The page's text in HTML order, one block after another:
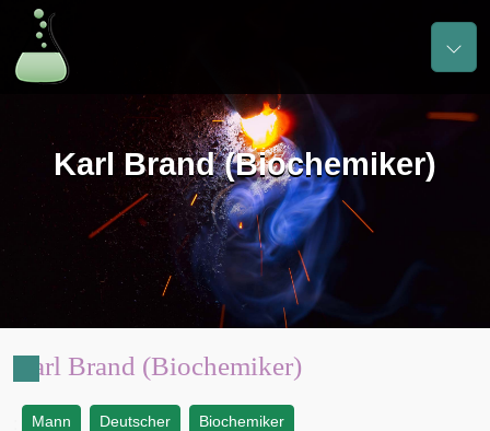
Karl Brand (Biochemiker)
Karl Brand (Biochemiker)
Mann Deutscher Biochemiker